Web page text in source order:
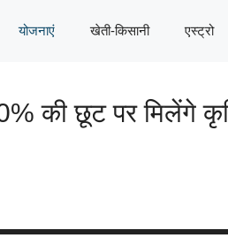
योजनाएं खेती-किसानी एस्ट्रो
की छूट पर मिलेंगे